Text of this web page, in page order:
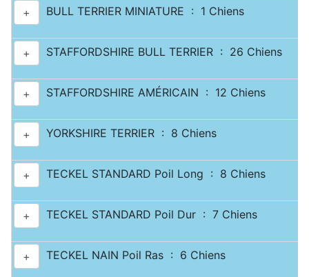
+ BULL TERRIER MINIATURE : 1 Chiens
+ STAFFORDSHIRE BULL TERRIER : 26 Chiens
+ STAFFORDSHIRE AMÉRICAIN : 12 Chiens
+ YORKSHIRE TERRIER : 8 Chiens
+ TECKEL STANDARD Poil Long : 8 Chiens
+ TECKEL STANDARD Poil Dur : 7 Chiens
+ TECKEL NAIN Poil Ras : 6 Chiens